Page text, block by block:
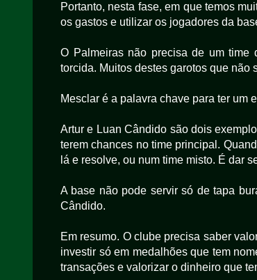
Portanto, nesta fase, em que temos
os gastos e utilizar os jogadores da
O Palmeiras não precisa de um
torcida. Muitos destes garotos que não
Mesclar é a palavra chave para ter um
Artur e Luan Cândido são dois
terem chances no time principal.
lá e resolve, ou num time misto. É dar
A base não pode servir só de tapa
Cândido.
Em resumo. O clube precisa saber
investir só em medalhões que tem
transações e valorizar o dinheiro que